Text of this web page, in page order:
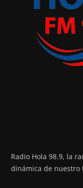
Radio Hola 98.9, la
dinámica de nuestro